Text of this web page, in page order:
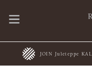
JOIN Juleteppe KAL